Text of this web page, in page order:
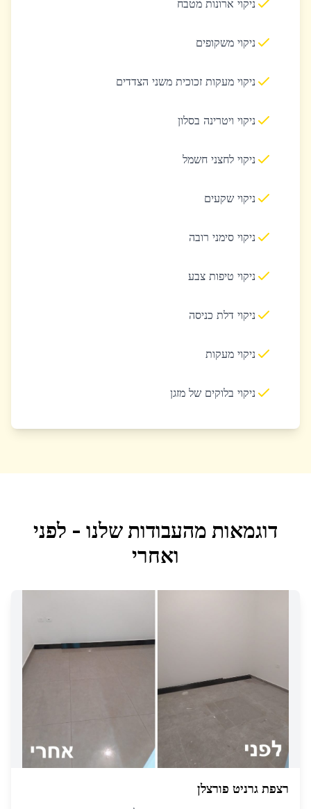
ניקוי ארונות מטבח
ניקוי משקופים
ניקוי מעקות זכוכית משני הצדדים
ניקוי ויטרינה בסלון
ניקוי לחצני חשמל
ניקוי שקעים
ניקוי סימני רובה
ניקוי טיפות צבע
ניקוי דלת כניסה
ניקוי מעקות
ניקוי בלוקים של מזגן
דוגמאות מהעבודות שלנו - לפני
ואחרי
רצפת גרניט פורצלן